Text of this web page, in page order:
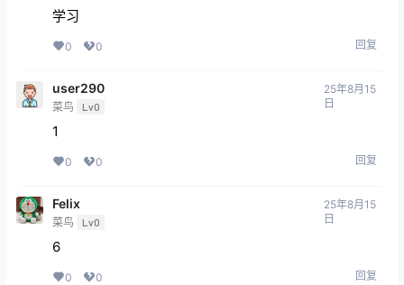
学习
0 0 回复
user290
菜鸟 Lv0
25年8月15
日
1
0 0 回复
Felix
菜鸟 Lv0
25年8月15
日
6
0 0 回复